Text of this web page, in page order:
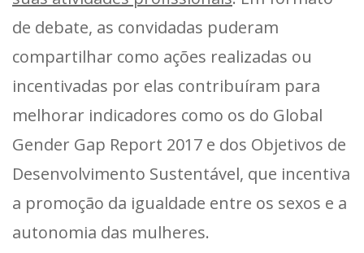
de debate, as convidadas puderam
compartilhar como ações realizadas ou
incentivadas por elas contribuíram para
melhorar indicadores como os do Global
Gender Gap Report 2017 e dos Objetivos de
Desenvolvimento Sustentável, que incentiva
a promoção da igualdade entre os sexos e a
autonomia das mulheres.